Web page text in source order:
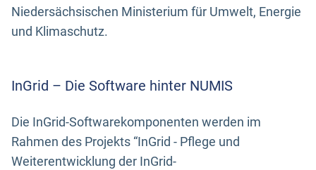
Niedersächsischen Ministerium für Umwelt, Energie
und Klimaschutz.
InGrid – Die Software hinter NUMIS
Die InGrid-Softwarekomponenten werden im
Rahmen des Projekts “InGrid - Pflege und
Weiterentwicklung der InGrid-